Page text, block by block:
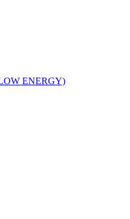
ENERGY)